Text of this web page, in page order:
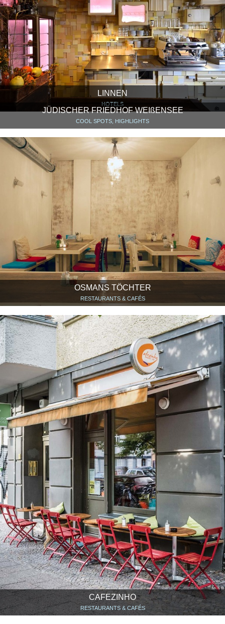
LINNEN
HOTELS
JÜDISCHER FRIEDHOF WEIßENSEE
COOL SPOTS, HIGHLIGHTS
OSMANS TÖCHTER
RESTAURANTS & CAFÉS
CAFEZINHO
RESTAURANTS & CAFÉS